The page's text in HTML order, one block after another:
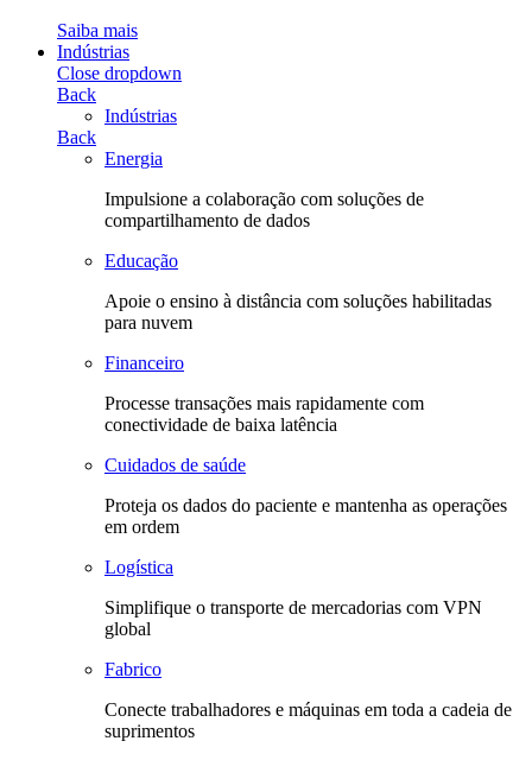
Saiba mais
Indústrias
Close dropdown
Back
Indústrias
Back
Energia
Impulsione a colaboração com soluções de
compartilhamento de dados
Educação
Apoie o ensino à distância com soluções habilitadas
para nuvem
Financeiro
Processe transações mais rapidamente com
conectividade de baixa latência
Cuidados de saúde
Proteja os dados do paciente e mantenha as operações
em ordem
Logística
Simplifique o transporte de mercadorias com VPN
global
Fabrico
Conecte trabalhadores e máquinas em toda a cadeia de
suprimentos